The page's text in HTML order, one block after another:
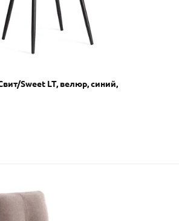
Sweet LT, велюр, синий,